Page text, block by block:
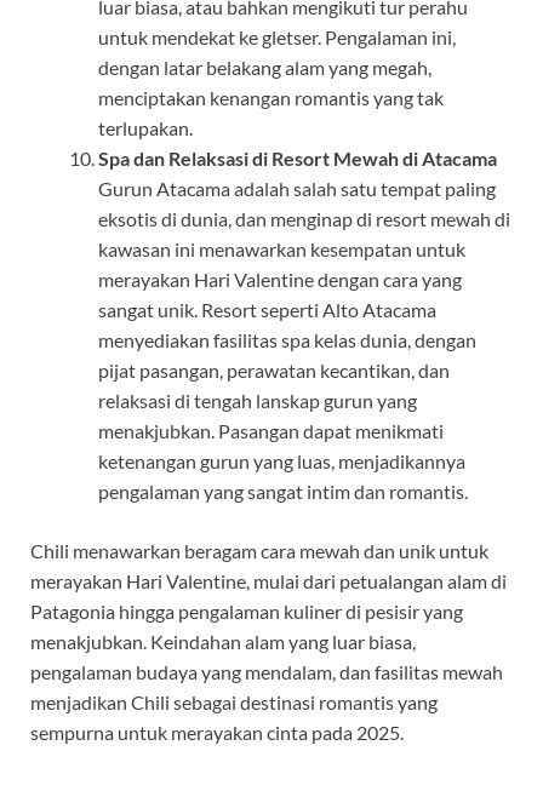
luar biasa, atau bahkan mengikuti tur perahu
untuk mendekat ke gletser. Pengalaman ini,
dengan latar belakang alam yang megah,
menciptakan kenangan romantis yang tak
terlupakan.
Spa dan Relaksasi di Resort Mewah di Atacama
Gurun Atacama adalah salah satu tempat paling
eksotis di dunia, dan menginap di resort mewah di
kawasan ini menawarkan kesempatan untuk
merayakan Hari Valentine dengan cara yang
sangat unik. Resort seperti Alto Atacama
menyediakan fasilitas spa kelas dunia, dengan
pijat pasangan, perawatan kecantikan, dan
relaksasi di tengah lanskap gurun yang
menakjubkan. Pasangan dapat menikmati
ketenangan gurun yang luas, menjadikannya
pengalaman yang sangat intim dan romantis.
Chili menawarkan beragam cara mewah dan unik untuk
merayakan Hari Valentine, mulai dari petualangan alam di
Patagonia hingga pengalaman kuliner di pesisir yang
menakjubkan. Keindahan alam yang luar biasa,
pengalaman budaya yang mendalam, dan fasilitas mewah
menjadikan Chili sebagai destinasi romantis yang
sempurna untuk merayakan cinta pada 2025.